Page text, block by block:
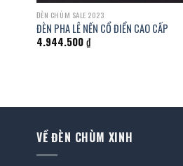
ĐÈN CHÙM SALE 2023
ĐÈN PHA LÊ NẾN CỔ ĐIỂN CAO CẤP
4.944.500₫
VỀ ĐÈN CHÙM XINH